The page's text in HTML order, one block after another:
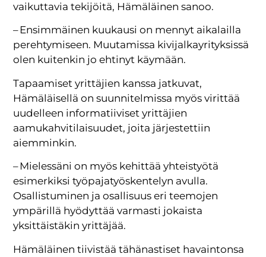
vaikuttavia tekijöitä, Hämäläinen sanoo.
– Ensimmäinen kuukausi on mennyt aikalailla
perehtymiseen. Muutamissa kivijalkayrityksissä
olen kuitenkin jo ehtinyt käymään.
Tapaamiset yrittäjien kanssa jatkuvat,
Hämäläisellä on suunnitelmissa myös virittää
uudelleen informatiiviset yrittäjien
aamukahvitilaisuudet, joita järjestettiin
aiemminkin.
– Mielessäni on myös kehittää yhteistyötä
esimerkiksi työpajatyöskentelyn avulla.
Osallistuminen ja osallisuus eri teemojen
ympärillä hyödyttää varmasti jokaista
yksittäistäkin yrittäjää.
Hämäläinen tiivistää tähänastiset havaintonsa